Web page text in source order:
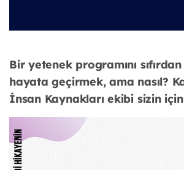
Bir yetenek programını
hayata geçirmek,ama nasıl?
İnsan Kaynakları ekibi sizin için